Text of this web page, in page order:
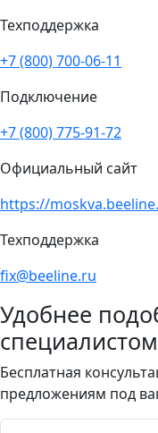
Техподдержка
+7 (800) 700-06-11
Подключение
+7 (800) 775-91-72
Официальный сайт
https://
Техподдержка
fix@beeline.ru
Удобнее
Бесплатная
предложениям под